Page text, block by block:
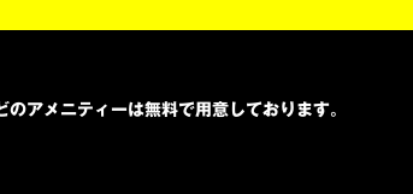
アメニティーは無料で用意しております。